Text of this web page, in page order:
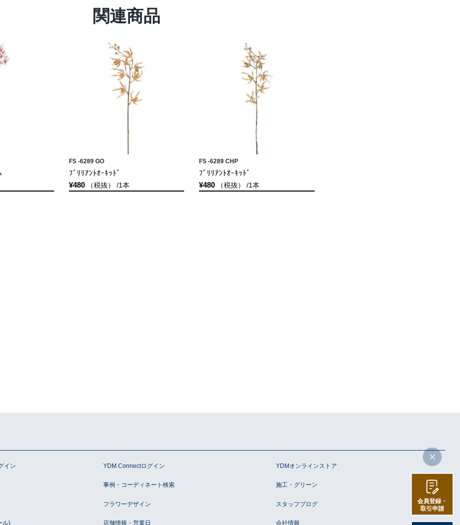
関連商品
FS -6289 GO
ﾌﾞﾘﾘｱﾝﾄｵｰｷｯﾄﾞ
¥480（税抜） /1本
FS -6289 CHP
ﾌﾞﾘﾘｱﾝﾄｵｰｷｯﾄﾞ
¥480 （税抜） /1本
会員登録・
取引申請
イン YDM Connectログイン YDMオンラインストア
事例・コーディネート検索 施工・グリーン
フラワーデザイン スタッフブログ
ル) 店舗情報・営業日 会社情報